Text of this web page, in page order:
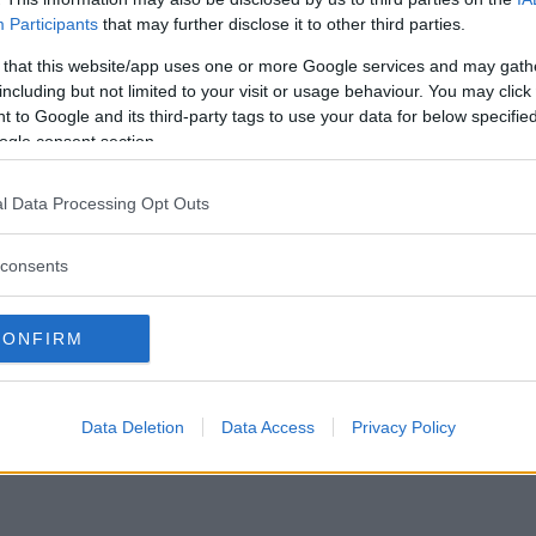
Participants that may further disclose it to other third parties.
that this website/app uses one or more Google services and may
but not limited to your visit or usage behaviour. You may
to Google and its third-party tags to use your data for below
consent section.
Data Processing Opt Outs
Data Deletion Data Access Privacy Policy
03 december 2019 10.25
Läs in fler nyheter